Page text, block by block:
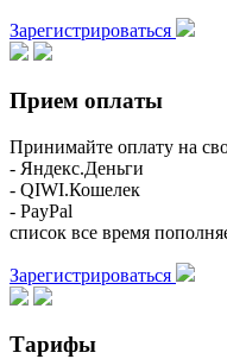
Зарегистрироваться
Прием оплаты
Принимайте оплату на
- Яндекс.Деньги
- QIWI.Кошелек
- PayPal
список все время
Зарегистрироваться
Тарифы